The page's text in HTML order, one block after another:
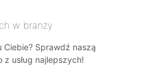
w branży
Sprawdź naszą
usług najlepszych!